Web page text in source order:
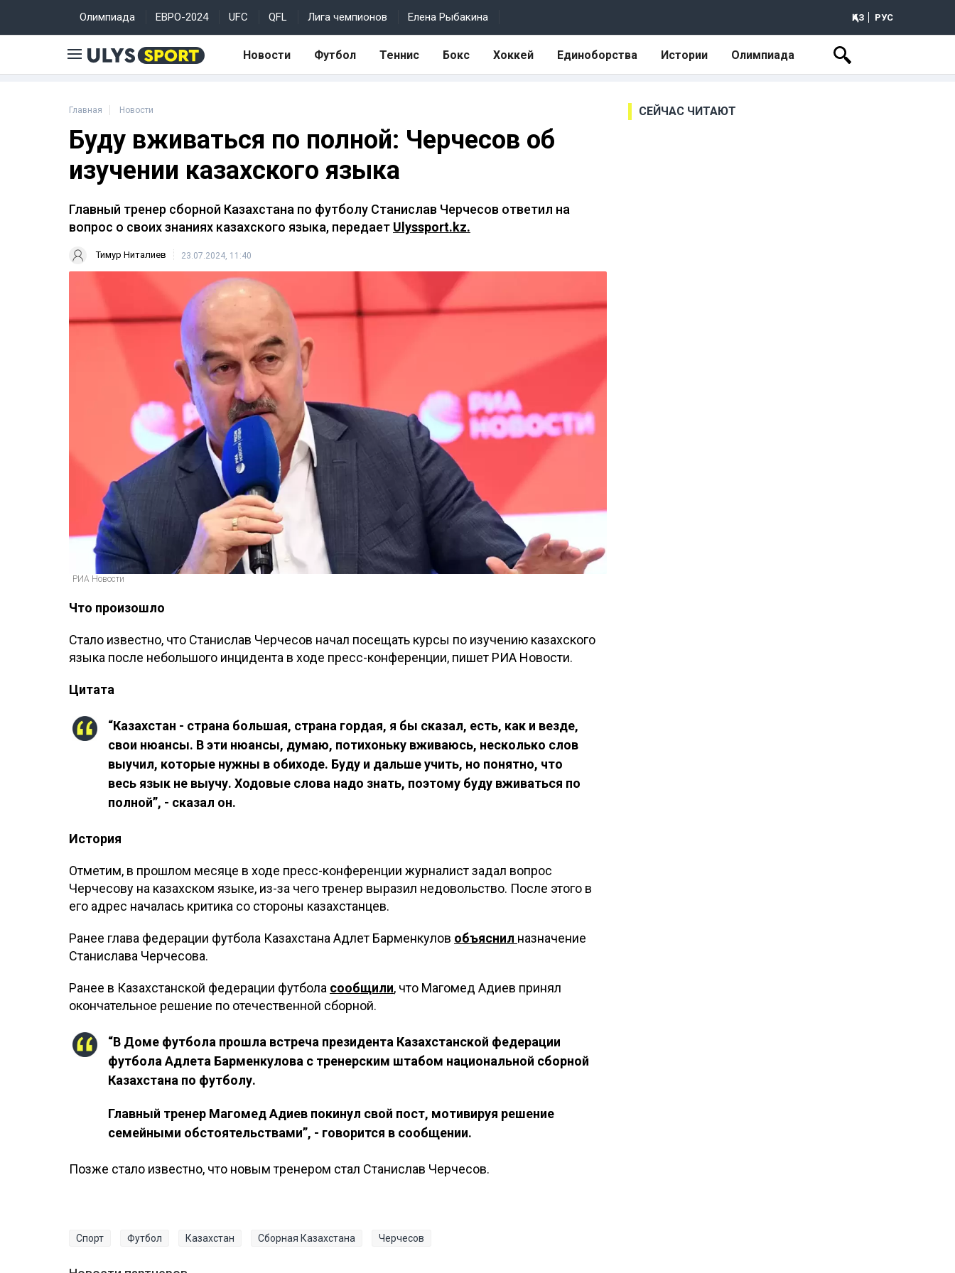
Олимпиада ЕВРО-2024 UFC QFL Лига чемпионов Елена Рыбакина ҚАЗ РУС
Новости Футбол Теннис Бокс Хоккей Единоборства Истории Олимпиада
Главная Новости
Буду вживаться по полной: Черчесов об
изучении казахского языка
Главный тренер сборной Казахстана по футболу Станислав Черчесов ответил на
вопрос о своих знаниях казахского языка, передает Ulyssport.kz.
Тимур Ниталиев 23.07.2024, 11:40
РИА Новости
Что произошло
Стало известно, что Станислав Черчесов начал посещать курсы по изучению казахского
языка после небольшого инцидента в ходе пресс-конференции, пишет РИА Новости.
Цитата
“Казахстан - страна большая, страна гордая, я бы сказал, есть, как и везде,
свои нюансы. В эти нюансы, думаю, потихоньку вживаюсь, несколько слов
выучил, которые нужны в обиходе. Буду и дальше учить, но понятно, что
весь язык не выучу. Ходовые слова надо знать, поэтому буду вживаться по
полной”, - сказал он.
История
Отметим, в прошлом месяце в ходе пресс-конференции журналист задал вопрос
Черчесову на казахском языке, из-за чего тренер выразил недовольство. После этого в
его адрес началась критика со стороны казахстанцев.
Ранее глава федерации футбола Казахстана Адлет Барменкулов объяснил назначение
Станислава Черчесова.
Ранее в Казахстанской федерации футбола сообщили, что Магомед Адиев принял
окончательное решение по отечественной сборной.
“В Доме футбола прошла встреча президента Казахстанской федерации
футбола Адлета Барменкулова с тренерским штабом национальной сборной
Казахстана по футболу.
Главный тренер Магомед Адиев покинул свой пост, мотивируя решение
семейными обстоятельствами”, - говорится в сообщении.
Позже стало известно, что новым тренером стал Станислав Черчесов.
Спорт Футбол Казахстан Сборная Казахстана Черчесов
СЕЙЧАС ЧИТАЮТ